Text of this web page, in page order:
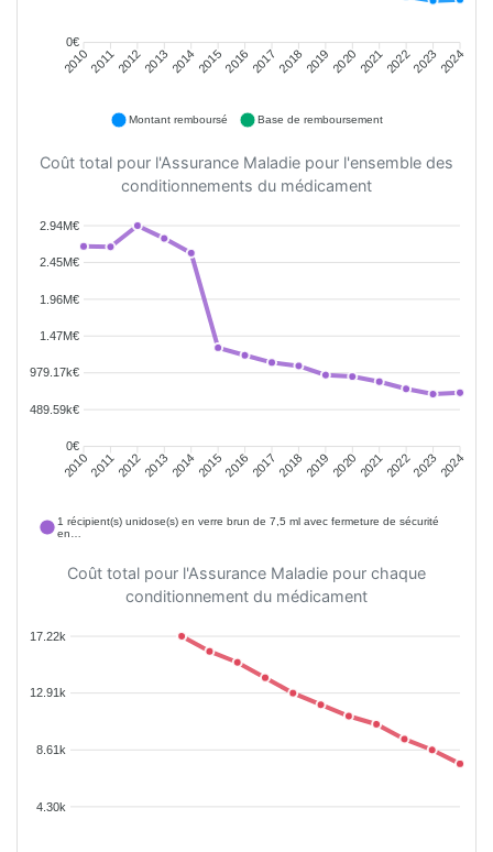
0€
201020112012201320142015201620172018201920202021202220232024
Montant remboursé Base de remboursement
Coût total pour l'Assurance Maladie pour l'ensemble des
conditionnements du médicament
2.94M€
2.45M€
1.96M€
1.47M€
979.17k€
489.59k€
0€
201020112012201320142015201620172018201920202021202220232024
1 récipient(s) unidose(s) en verre brun de 7,5 ml avec fermeture de sécurité
en…
Coût total pour l'Assurance Maladie pour chaque
conditionnement du médicament
17.22k
12.91k
8.61k
4.30k